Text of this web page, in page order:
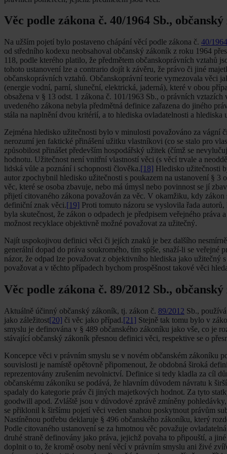
Věc podle zákona č. 40/1964 Sb.,
Na užším pojetí bylo postaveno chápání věcí podle zákona č. 40/1964
od středního kodexu neobsahoval občanský zákoník z roku 1964
118, podle kterého platilo, že předmětem občanskoprávních vztahů
tohoto ustanovení lze a contrario dojít k závěru, že právo či jiné
občanskoprávních vztahů. Občanskoprávní teorie vymezovala věci
(energie vodní, parní, sluneční, elektrická, jaderná), které v obou
obsažena v § 13 odst. 1 zákona č. 101/1963 Sb., o právních
uvedeného zákona nebyla předmětná definice zařazena do jiného
stála na naplnění dvou kritérií, a to hlediska ovladatelnosti a hlediska
Zejména hledisko užitečnosti bylo v minulosti považováno za
nerozumí jen faktické přinášení užitku vlastníkovi (co se stalo pro
způsobilost přinášet především hospodářský užitek (čímž se
hodnotu. Užitečnost není vnitřní vlastností věci (s věcí trvale a
lidská vůle a poznání i schopnosti člověka.[18] Hledisko užitečnosti
autor zpochybnil hledisko užitečnosti s poukazem na ustanovení § 3
věc, které se osoba zbavuje, nebo má úmysl nebo povinnost se jí
přijetí citovaného zákona považován za věc. V okamžiku, kdy
definiční znak věci.[19] Proti tomuto názoru se vyslovila řada
byla skutečnost, že zákon o odpadech je předpisem veřejného
možnost recyklace objektivně možné považovat za užitečný.
Najít uspokojivou definici věci či jejích znaků je bez dalšího
generální dopad do práva soukromého, tím spíše, snaží-li se
názor, že odpad lze považovat z objektivního hlediska jako užitečný
považovat a v těchto případech bychom prospěšnost takové věci
Věc podle zákona č. 89/2012 Sb.,
Aktuálně účinný občanský zákoník, tj. zákon č. 89/2012 Sb.,
jako záležitost[20] či věc jako případ.[21] Stejně tak tomu bylo v
smyslu je definována v § 489 občanského zákoníku jako vše, co je
stávající občanský zákoník přesnou definici věci, respektive se o
Koncepce věci v právním smyslu se v novém občanském zákoníku
souvislosti je namístě opětovně připomenout, že obdobná široká
reprezentovány zrušením nevolnictví. Definice si tedy kladla za cíl
občanskému zákoníku se podává, že hlavním důvodem návratu k
spadaly do kategorie práv či jiných majetkových hodnot. Za tyto
goodwill apod. Zvláště jsou v důvodové zprávě zmíněny
se přiklonil k širšímu pojetí věci veden snahou poskytnout právům
Nastíněnou potřebu deklaruje § 496 občanského zákoníku, který
Podle citovaného ustanovení se za hmotnou věc považuje
druhé straně definovány jako práva, jejichž povaha to připouští, a
doplnit o to, že kromě osoby není věcí v právním smyslu ani živé